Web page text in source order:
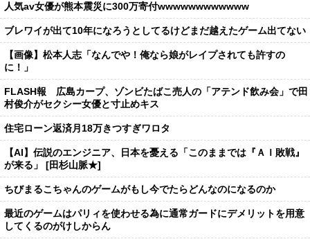
人気av女優が熊本震災に300万寄付wwwwwwwwwwww
ブレワイが出て10年になろうとしてるけどまだ越えたゲーム出てない
【画像】松本人志「なんでや！俺なら娘がレイプされても許すの
に！」
FLASH報 広島カープ、ゾンビたばこ売人の「アテンド飲み会」で田
村俊介がセクシー女優と寸止めキス
住宅ローン返済月18万きつすぎワロタ
【AI】伝説のエンジニア、日本を憂える「このままでは『ＡＩ敗戦』
が来る」 [田杉山脈★]
ちびまるこちゃんのゲームがもし今でたらどんなのになるのか
最近のゲームはパリィを使わせる為に通常ガードにデメリットを用意
してくるのがけしからん